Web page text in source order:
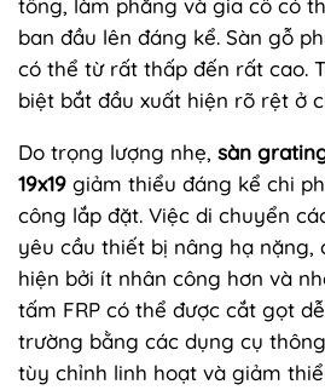
tông, làm phẳng và gia cố có
ban đầu lên đáng kể. Sàn gỗ
có thể từ rất thấp đến rất cao.
biệt bắt đầu xuất hiện rõ rệt ở
Do trọng lượng nhẹ, sàn
19x19 giảm thiểu đáng kể chi
công lắp đặt. Việc di chuyển
yêu cầu thiết bị nâng hạ nặng,
hiện bởi ít nhân công hơn và
tấm FRP có thể được cắt gọt
trường bằng các dụng cụ
tùy chỉnh linh hoạt và giảm